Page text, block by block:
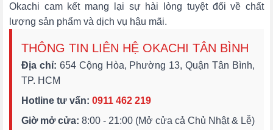
Okachi cam kết mang lại sự hài lòng tuyệt đối về chất
lượng sản phẩm và dịch vụ hậu mãi.
THÔNG TIN LIÊN HỆ OKACHI TÂN BÌNH
Địa chỉ: 654 Cộng Hòa, Phường 13, Quận Tân Bình,
TP. HCM
Hotline tư vấn: 0911 462 219
Giờ mở cửa: 8:00 - 21:00 (Mở cửa cả Chủ Nhật & Lễ)